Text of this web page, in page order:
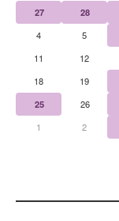
27
28
4
5
11
12
18
19
25
26
1
2